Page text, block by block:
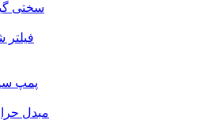
سختی
فیلتر
پمپ
مبدل